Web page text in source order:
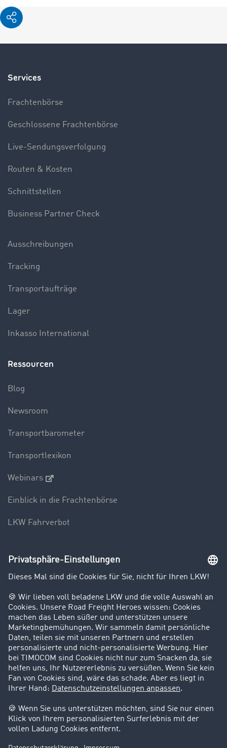
Services
Frachtenbörse
Geschlossene Frachtenbörse
Live-Sendungsverfolgung
Routen & Kosten
Schnittstellen
Business Partner Check
Ausschreibungen
Tracking
Transportaufträge
Lager
Inkasso International
Ressourcen
Blog
Newsroom
Transportbarometer
Transportlexikon
Webinars
Einblick in die Frachtenbörse
LKW Fahrverbot
Unternehmen
Kunden werben Kunden
Success Stories
Karriere
Support
Kontakt
Rechtliches
Impressum
AGB